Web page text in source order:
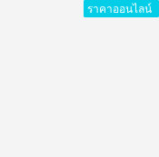
ราคาออนไลน์
ราคาออนไลน์
ราคาออนไลน์
ราคาออนไลน์
ราคาออนไลน์
ราคาออนไลน์
ราคาออนไลน์
ราคาออนไลน์